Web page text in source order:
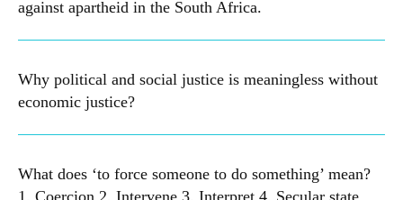
against apartheid in the South Africa.
Why political and social justice is meaningless without
economic justice?
What does ‘to force someone to do something’ mean?